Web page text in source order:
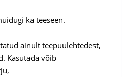
ka teeseen.
ainult teepuulehtedest,
Kasutada võib